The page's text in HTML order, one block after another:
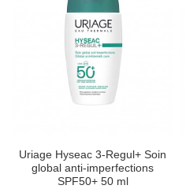
Uriage Hyseac 3-Regul+ Soin
global anti-imperfections
SPF50+ 50 ml